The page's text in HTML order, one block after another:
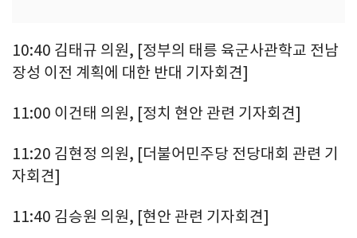
10:40 김태규 의원, [정부의 태릉 육군사관학교 전남
장성 이전 계획에 대한 반대 기자회견]
11:00 이건태 의원, [정치 현안 관련 기자회견]
11:20 김현정 의원, [더불어민주당 전당대회 관련 기
자회견]
11:40 김승원 의원, [현안 관련 기자회견]